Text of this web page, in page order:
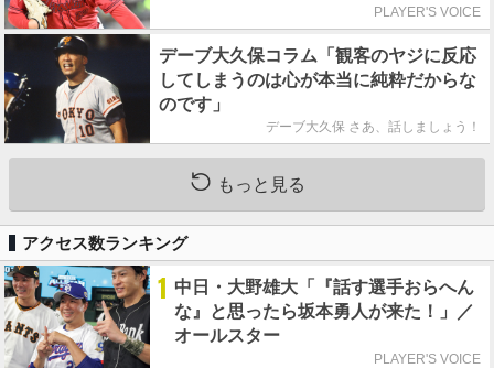
PLAYER'S VOICE
デーブ大久保コラム「観客のヤジに反応
してしまうのは心が本当に純粋だからな
のです」
デーブ大久保 さあ、話しましょう！
もっと見る
アクセス数ランキング
1 中日・大野雄大「『話す選手おらへん
な』と思ったら坂本勇人が来た！」／
オールスター
PLAYER'S VOICE